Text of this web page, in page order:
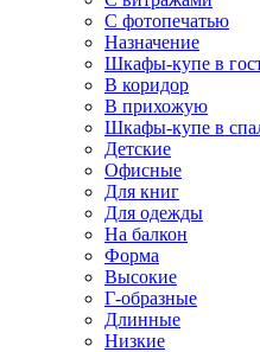
С фотопечатью
Назначение
Шкафы-купе в
В коридор
В прихожую
Шкафы-купе в
Детские
Офисные
Для книг
Для одежды
На балкон
Форма
Высокие
Г-образные
Длинные
Низкие